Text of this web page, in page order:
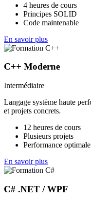
4 heures de cours
Principes SOLID
Code maintenable
En savoir plus
C++ Moderne
Intermédiaire
Langage système haute
et projets concrets.
12 heures de cours
Plusieurs projets
Performance optimale
En savoir plus
C# .NET / WPF